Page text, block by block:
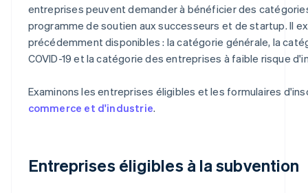
entreprises peuvent demander à bénéficier des
programme de soutien aux successeurs et de startup. Il
précédemment disponibles : la catégorie générale, la
COVID-19 et la catégorie des entreprises à faible risque
Examinons les entreprises éligibles et les formulaires
commerce et d'industrie.
Entreprises éligibles à la subvention